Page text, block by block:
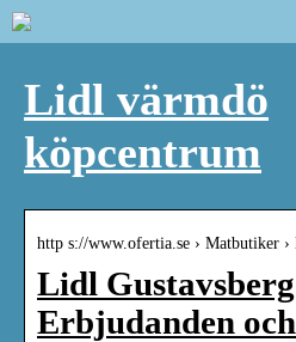
Lidl värmdö
köpcentrum
http s://www.ofertia.se › Matbutiker ›
Lidl
Erbjudanden